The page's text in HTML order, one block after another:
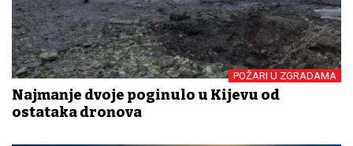
POŽARI U ZGRADAMA
Najmanje dvoje poginulo u Kijevu od
ostataka dronova